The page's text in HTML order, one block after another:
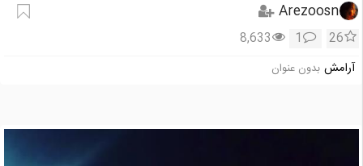
Arezoosn
26
1
8,633
آرامش بدون عنوان